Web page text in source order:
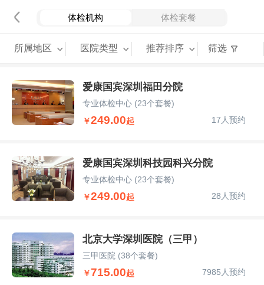
体检机构 体检套餐
所属地区 医院类型 推荐排序 筛选
爱康国宾深圳福田分院
专业体检中心 (23个套餐)
￥249.00起 17人预约
爱康国宾深圳科技园科兴分院
专业体检中心 (23个套餐)
￥249.00起 28人预约
北京大学深圳医院（三甲）
三甲医院 (38个套餐)
￥715.00起 7985人预约